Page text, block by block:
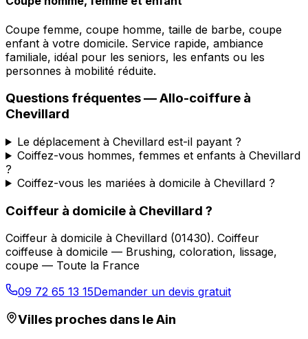
Coupe femme, coupe homme, taille de barbe, coupe
enfant à votre domicile. Service rapide, ambiance
familiale, idéal pour les seniors, les enfants ou les
personnes à mobilité réduite.
Questions fréquentes —Allo-coiffure à
Chevillard
Le déplacement à Chevillard est-il payant ?
Coiffez-vous hommes, femmes et enfants à Chevillard
?
Coiffez-vous les mariées à domicile à Chevillard ?
Coiffeur à domicile à Chevillard ?
Coiffeur à domicile à Chevillard (01430). Coiffeur
coiffeuse à domicile — Brushing, coloration, lissage,
coupe — Toute la France
09 72 65 13 15Demander un devis gratuit
Villes proches dans leAin